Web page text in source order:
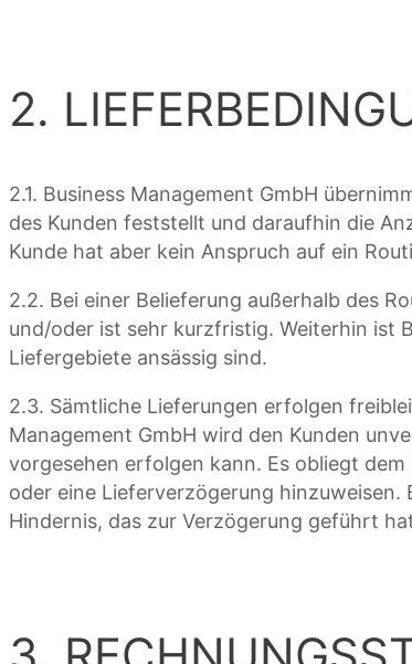
2.
2.1. Business Management GmbH
des Kunden feststellt und daraufhin die
Kunde hat aber kein Anspruch auf ein
2.2. Bei einer Belieferung außerhalb des
und/oder ist sehr kurzfristig. Weiterhin ist
Liefergebiete ansässig sind.
2.3. Sämtliche Lieferungen erfolgen
Management GmbH wird den Kunden
vorgesehen erfolgen kann. Es obliegt
oder eine Lieferverzögerung
Hindernis, das zur Verzögerung geführt